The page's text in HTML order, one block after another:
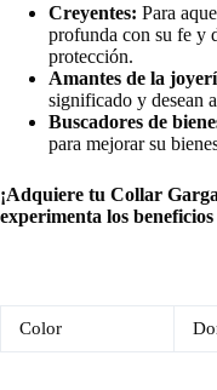
Creyentes: Para
profunda con su fe y
protección.
Amantes de la
significado y desean
Buscadores de
para mejorar su
¡Adquiere tu Collar
experimenta los
Color